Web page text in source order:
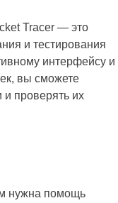
Tracer — это
и тестирования
интерфейсу и
вы сможете
и проверять их
нужна помощь